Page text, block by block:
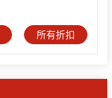
所有折扣